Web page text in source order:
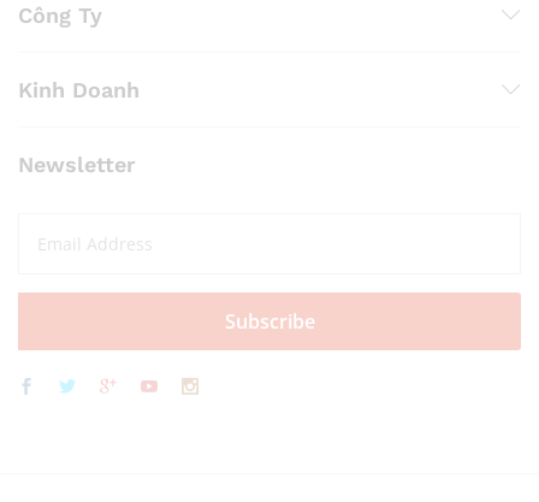
Công Ty
Kinh Doanh
Newsletter